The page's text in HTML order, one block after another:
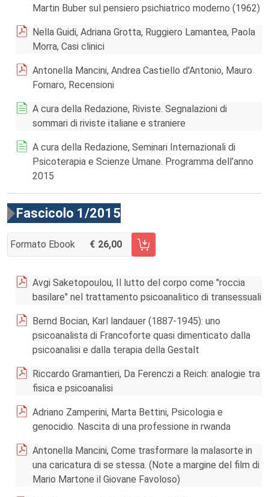
Martin Buber sul pensiero psichiatrico moderno (1962)
Nella Guidi, Adriana Grotta, Ruggiero Lamantea, Paola
Morra, Casi clinici
Antonella Mancini, Andrea Castiello d'Antonio, Mauro
Fornaro, Recensioni
A cura della Redazione, Riviste. Segnalazioni di
sommari di riviste italiane e straniere
A cura della Redazione, Seminari Internazionali di
Psicoterapia e Scienze Umane. Programma dell’anno
2015
Fascicolo 1/2015
Formato Ebook 26,00
AGGIUNGI AL CARRELLO FASCICOLO 1/2015
Avgi Saketopoulou, Il lutto del corpo come "roccia
basilare" nel trattamento psicoanalitico di transessuali
Bernd Bocian, Karl landauer (1887-1945): uno
psicoanalista di Francoforte quasi dimenticato dalla
psicoanalisi e dalla terapia della Gestalt
Riccardo Gramantieri, Da Ferenczi a Reich: analogie tra
fisica e psicoanalisi
Adriano Zamperini, Marta Bettini, Psicologia e
genocidio. Nascita di una professione in rwanda
Antonella Mancini, Come trasformare la malasorte in
una caricatura di se stessa. (Note a margine del film di
Mario Martone il Giovane Favoloso)